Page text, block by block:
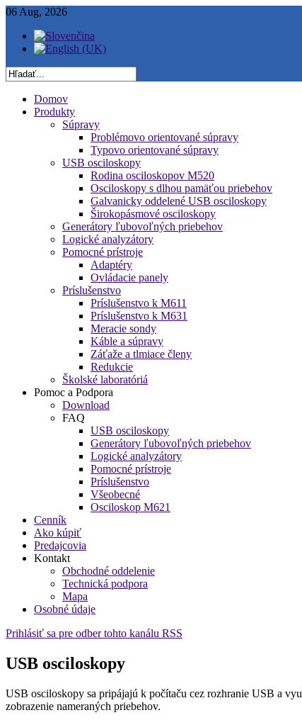
06 Aug, 2026
Domov
Produkty
Súpravy
Problémovo orientované súpravy
Typovo orientované súpravy
USB osciloskopy
Rodina osciloskopov M520
Osciloskopy s dlhou pamäťou priebehov
Galvanicky oddelené USB osciloskopy
Širokopásmové osciloskopy
Generátory ľubovoľných priebehov
Logické analyzátory
Pomocné prístroje
Adaptéry
Ovládacie panely
Príslušenstvo
Príslušenstvo k M611
Príslušenstvo k M631
Meracie sondy
Káble a súpravy
Záťaže a tlmiace členy
Redukcie
Školské laboratóriá
Pomoc a Podpora
Download
FAQ
USB osciloskopy
Generátory ľubovoľných priebehov
Logické analyzátory
Pomocné prístroje
Príslušenstvo
Všeobecné
Osciloskop M621
Cenník
Ako kúpiť
Predajcovia
Kontakt
Obchodné oddelenie
Technická podpora
Mapa
Osobné údaje
Prihlásiť sa pre odber tohto kanálu RSS
USB osciloskopy
USB osciloskopy sa pripájajú k počítaču cez rozhranie USB a
zobrazenie nameraných priebehov.